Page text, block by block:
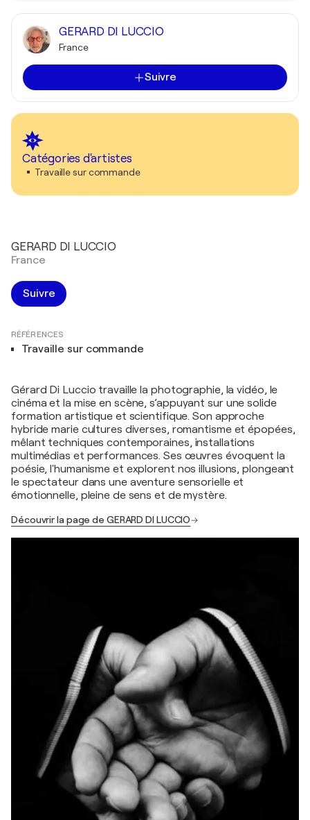
GERARD DI LUCCIO
France
Suivre
Catégories d'artistes
Travaille sur commande
GERARD DI LUCCIO
France
Suivre
RÉFÉRENCES
Travaille sur commande
Gérard Di Luccio travaille la photographie, la vidéo, le
cinéma et la mise en scène, s’appuyant sur une solide
formation artistique et scientifique. Son approche
hybride marie cultures diverses, romantisme et épopées,
mêlant techniques contemporaines, installations
multimédias et performances. Ses œuvres évoquent la
poésie, l'humanisme et explorent nos illusions, plongeant
le spectateur dans une aventure sensorielle et
émotionnelle, pleine de sens et de mystère.
Découvrir la page de GERARD DI LUCCIO